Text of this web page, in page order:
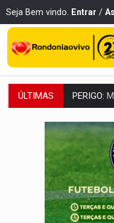
Seja Bem vindo. Entrar /
ÚLTIMAS PERIGO:
CLUBE
INTERIOR: